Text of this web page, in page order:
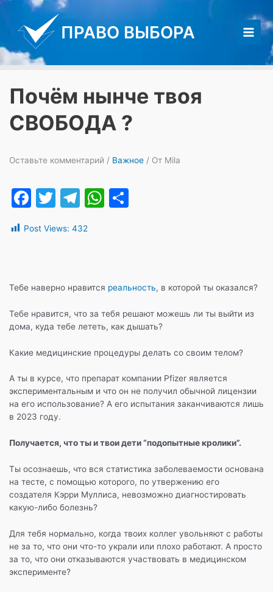
Перейти
содержимому
ПРАВО ВЫБОРА
Main
Почём нынче твоя
СВОБОДА ?
Оставьте комментарий / Важное / От Mila
F
c
o
o
k
T
itt
T
e
m
W
p
p
в
и
т
ь
Post Views: 432
Тебе наверно нравится реальность, в которой ты оказался?
Тебе нравится, что за тебя решают можешь ли ты выйти из
дома, куда тебе лететь, как дышать?
Какие медицинские процедуры делать со своим телом?
А ты в курсе, что препарат компании Pfizer является
экспериментальным и что он не получил обычной лицензии
на его использование? А его испытания заканчиваются лишь
в 2023 году.
Получается, что ты и твои дети “подопытные кролики”.
Ты осознаешь, что вся статистика заболеваемости основана
на тесте, с помощью которого, по утвержению его
создателя Кэрри Муллиса, невозможно диагностировать
какую-либо болезнь?
Для тебя нормально, когда твоих коллег увольняют с работы
не за то, что они что-то украли или плохо работают. А просто
за то, что они отказываются участвовать в медицинском
эксперименте?